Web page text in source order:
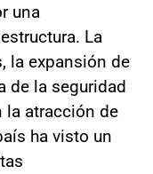
una
La
la expansión de
de la seguridad
la atracción de
ha visto un